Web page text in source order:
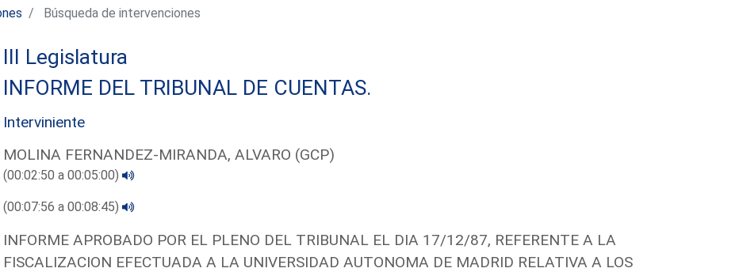
Búsqueda de intervenciones
III Legislatura
INFORME DEL TRIBUNAL DE CUENTAS.
Interviniente
MOLINA FERNANDEZ-MIRANDA, ALVARO (GCP)
(00:02:50 a 00:05:00)
(00:07:56 a 00:08:45)
INFORME APROBADO POR EL PLENO DEL TRIBUNAL EL DIA 17/12/87, REFERENTE A LA
FISCALIZACION EFECTUADA A LA UNIVERSIDAD AUTONOMA DE MADRID RELATIVA A LOS